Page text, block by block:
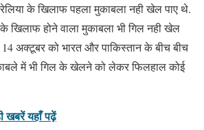
के खिलाफ पहला मुकाबला नही खेल पाए थे.
खिलाफ होने वाला मुकाबला भी गिल नही खेल
अक्टूबर को भारत और पाकिस्तान के बीच बीच
में भी गिल के खेलने को लेकर फिलहाल कोई
यहाँ पढ़ें